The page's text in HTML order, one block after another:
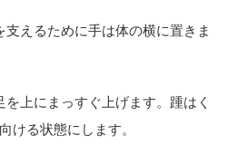
えるために手は体の横に置きま
上にまっすぐ上げます。踵はく
ける状態にします。